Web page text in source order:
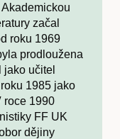
začal
roku 1969
prodloužena
učitel
1985 jako
roce 1990
FF UK
dějiny